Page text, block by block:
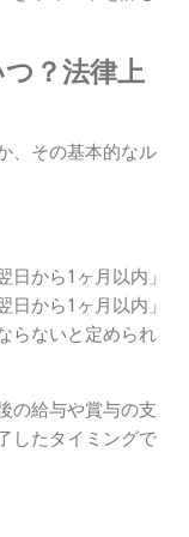
？法律上
、その基本的なル
から1ヶ月以内」
から1ヶ月以内」
らないと定められ
の給与や賞与の支
したタイミングで